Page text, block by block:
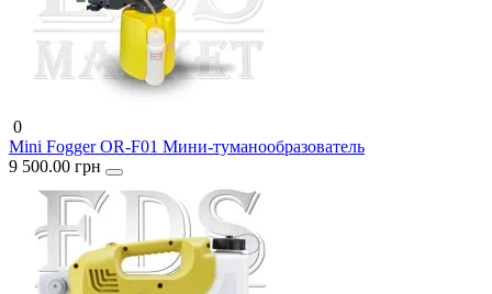
0
Mini Fogger OR-F01 Мини-туманообразователь
9 500.00 грн